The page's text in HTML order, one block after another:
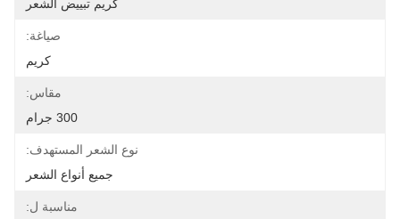
كريم تبييض الشعر
صياغة:
كريم
مقاس:
300 جرام
نوع الشعر المستهدف:
جميع أنواع الشعر
مناسبة ل: